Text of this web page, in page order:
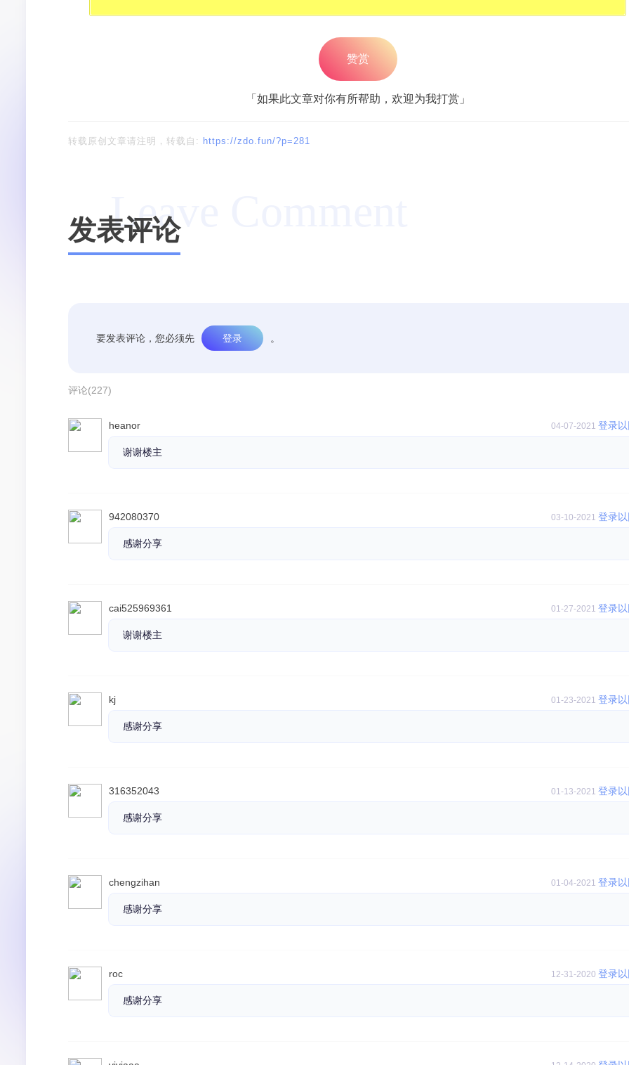
赞赏
「如果此文章对你有所帮助，欢迎为我打赏」
转载原创文章请注明，转载自: https://zdo.fun/?p=281
发表评论
Leave Comment
要发表评论，您必须先 登录 。
评论(227)
heanor
谢谢楼主
04-07-2021 登录
942080370
感谢分享
03-10-2021 登录
cai525969361
谢谢楼主
01-27-2021 登录
kj
感谢分享
01-23-2021 登录
316352043
感谢分享
01-13-2021 登录
chengzihan
感谢分享
01-04-2021 登录
roc
感谢分享
12-31-2020 登录